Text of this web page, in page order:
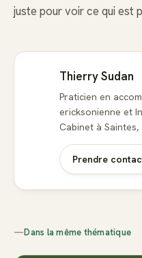
juste pour voir ce qui est
Thierry Sudan
Praticien en
ericksonienne et
Cabinet à
Prendre
—Dans la même thématique